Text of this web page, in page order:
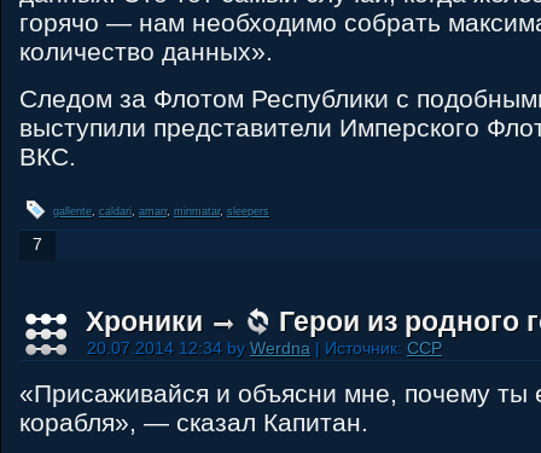
горячо — нам необходимо собрать
количество данных».
Следом за Флотом Республики с
выступили представители Имперского
ВКС.
gallente, caldari amarr, minmatar, sleepers
7
Хроники Герои из родного
20.07.2014 12:34 byWerdna | Источник: CCP
«Присаживайся и объясни мне, почему ты
корабля», — сказал Капитан.